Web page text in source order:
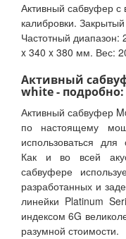
Активный сабвуфер с
калибровки.
Частотный
x 340 x 380 мм. Вес:
Активный
white - подробно:
Активный сабвуфер
по настоящему
использоваться
Как и во всей
сабвуфере
разработанных и
линейки Platinum
индексом 6G
разумной стоимости.